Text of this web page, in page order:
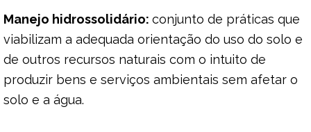
Manejo hidrossolidário: conjunto de práticas que
viabilizam a adequada orientação do uso do solo e
de outros recursos naturais com o intuito de
produzir bens e serviços ambientais sem afetar o
solo e a água.